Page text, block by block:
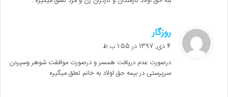
روزگار
ف
:
4 دی, 1397 در 1:55 ب.ظ
درصورت عدم دریافت همسر و درصورت موافقت شوهر وسپردن
سرپرستی در بیمه حق اولاد به خانم تعلق میگیره